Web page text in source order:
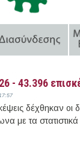
- 43.396
δέχθηκαν οι
με τα